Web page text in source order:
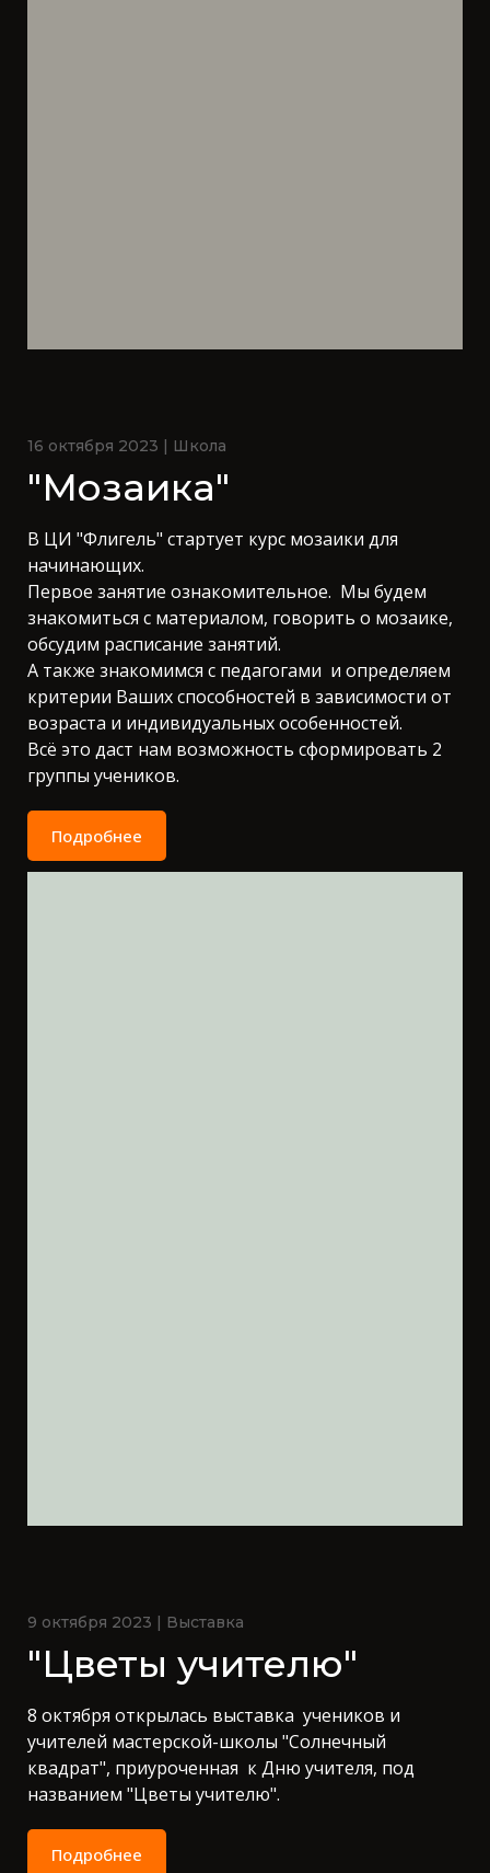
16 октября 2023 | Школа
"Мозаика"
В ЦИ "Флигель" стартует курс мозаики для
начинающих.
Первое занятие ознакомительное. Мы будем
знакомиться с материалом, говорить о мозаике,
обсудим расписание занятий.
А также знакомимся с педагогами и определяем
критерии Ваших способностей в зависимости от
возраста и индивидуальных особенностей.
Всё это даст нам возможность сформировать 2
группы учеников.
Подробнее
9 октября 2023 | Выставка
"Цветы учителю"
8 октября открылась выставка учеников и
учителей мастерской-школы "Солнечный
квадрат", приуроченная к Дню учителя, под
названием "Цветы учителю".
Подробнее